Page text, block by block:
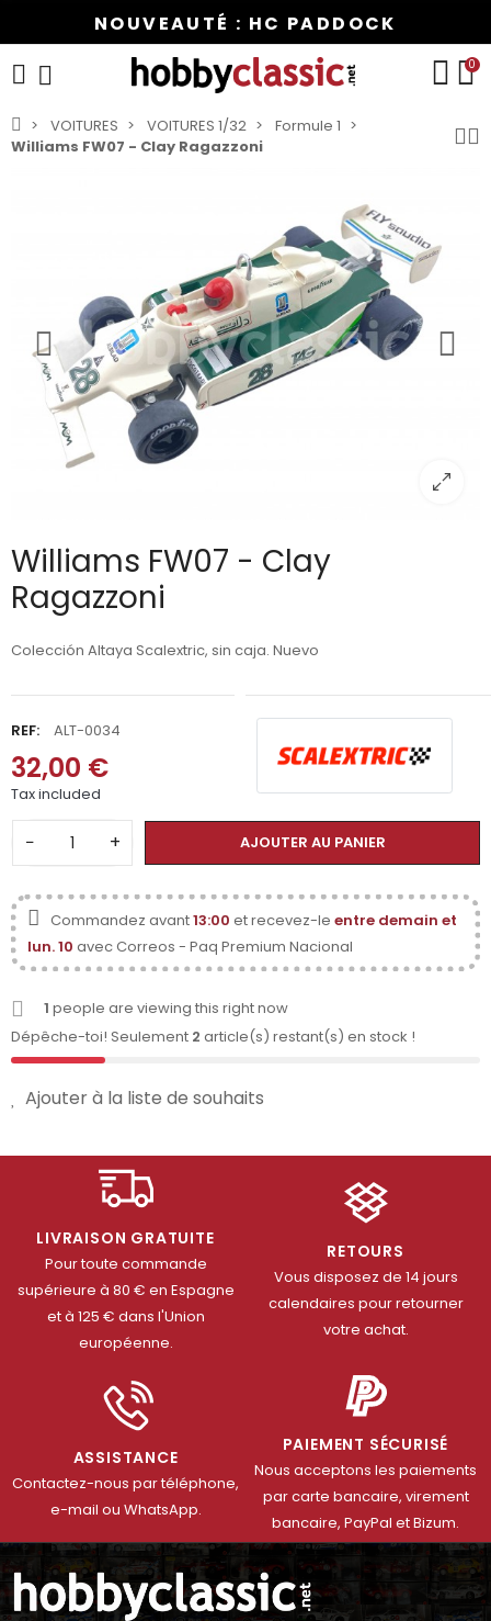
NOUVEAUTÉ : HC PADDOCK
0
VOITURES VOITURES 1/32
Formule 1
Williams FW07 - Clay Ragazzoni
Williams FW07 - Clay
Ragazzoni
Colección Altaya Scalextric, sin caja. Nuevo
REF: ALT-0034
32,00 €
Tax included
− + AJOUTER AU PANIER
Commandez avant13:00 et recevez-le entre demain et
lun. 10 avec Correos - Paq Premium Nacional
1 people are viewing this right now
Dépêche-toi! Seulement 2 article(s) restant(s) en stock !
Ajouter à la liste de souhaits
LIVRAISON GRATUITE
Pour toute commande
supérieure à 80 € en Espagne
et à 125 € dans l'Union
européenne.
RETOURS
Vous disposez de 14 jours
calendaires pour retourner
votre achat.
ASSISTANCE
Contactez-nous par téléphone,
e-mail ou WhatsApp.
PAIEMENT SÉCURISÉ
Nous acceptons les paiements
par carte bancaire, virement
bancaire, PayPal et Bizum.